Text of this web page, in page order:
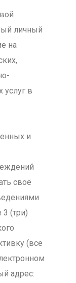
личный
на
услуг в
и
своё
(три)
(все
адрес: